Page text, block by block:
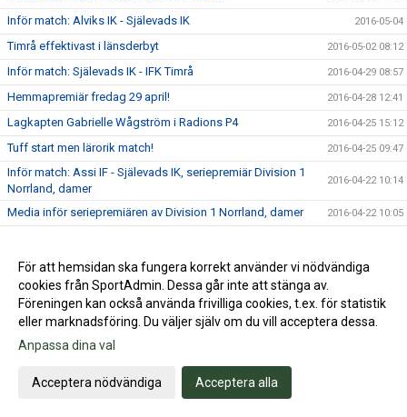
Inför match: Alviks IK - Själevads IK 2016-05-04
Timrå effektivast i länsderbyt 2016-05-02 08:12
Inför match: Själevads IK - IFK Timrå 2016-04-29 08:57
Hemmapremiär fredag 29 april! 2016-04-28 12:41
Lagkapten Gabrielle Wågström i Radions P4 2016-04-25 15:12
Tuff start men lärorik match! 2016-04-25 09:47
Inför match: Assi IF - Själevads IK, seriepremiär Division 1
Norrland, damer
2016-04-22 10:14
Media inför seriepremiären av Division 1 Norrland, damer 2016-04-22 10:05
Träningsmatch och genrep: Själevads IK - Ope IF 2016-04-15 13:16
Vinst efter stark vändning mot IFK Timrå! 2016-04-11 10:47
Träningsmatch: IFK Timrå - Själevads IK 2016-04-08 14:35
Stabil seger mot BiK SK
Träningsmatch: Själevads IK - BiK SK
Vinst med viss möda mot Domsjö IF
För att hemsidan ska fungera korrekt använder vi nödvändiga
cookies från SportAdmin. Dessa går inte att stänga av.
Föreningen kan också använda frivilliga cookies, t.ex. för statistik
eller marknadsföring. Du väljer själv om du vill acceptera dessa.
Anpassa dina val
Acceptera nödvändiga Acceptera alla